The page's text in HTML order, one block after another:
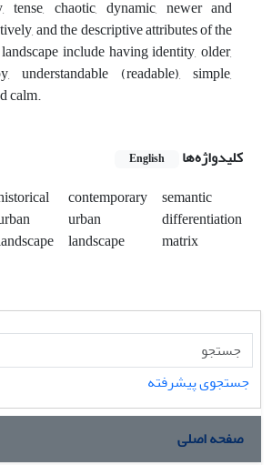
tense, chaotic, dynamic, newer and
and the descriptive attributes of the
include having identity, older,
understandable (readable), simple,
calm.
کلیدواژه‌ها English
contemporary
urban
landscape
semantic
differentiation
matrix
جستجوی پیشرفته
صفحه اصلی